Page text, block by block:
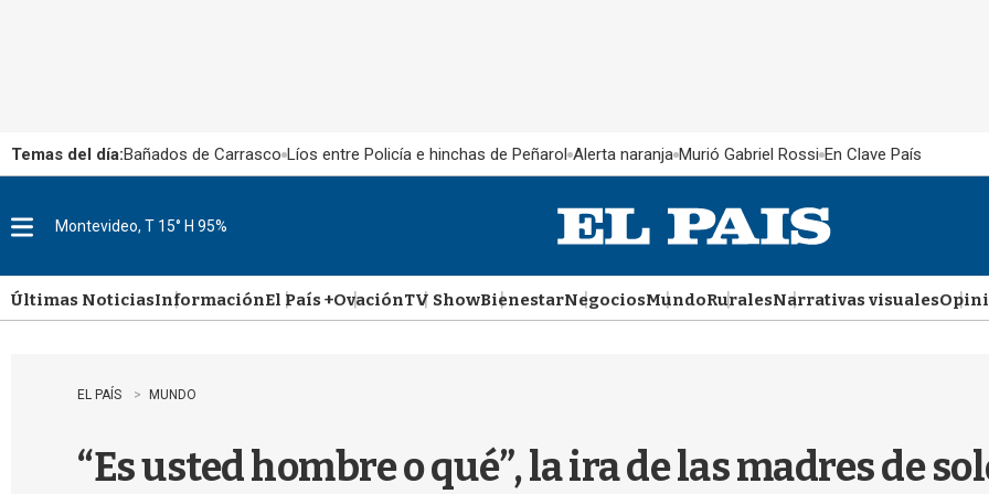
Temas del día:Bañados de Carrasco Líos entre Policía e hinchas de Peñarol Alerta naranja Murió Gabriel Rossi En Clave País
u
Montevideo, T 15° H 95%
Últimas NoticiasInformaciónEl País +OvaciónTV ShowBienestarNegociosMundoRuralesNarrativas visuales
EL PAÍS MUNDO
“Es usted hombre o qué”, la ira de las madres de